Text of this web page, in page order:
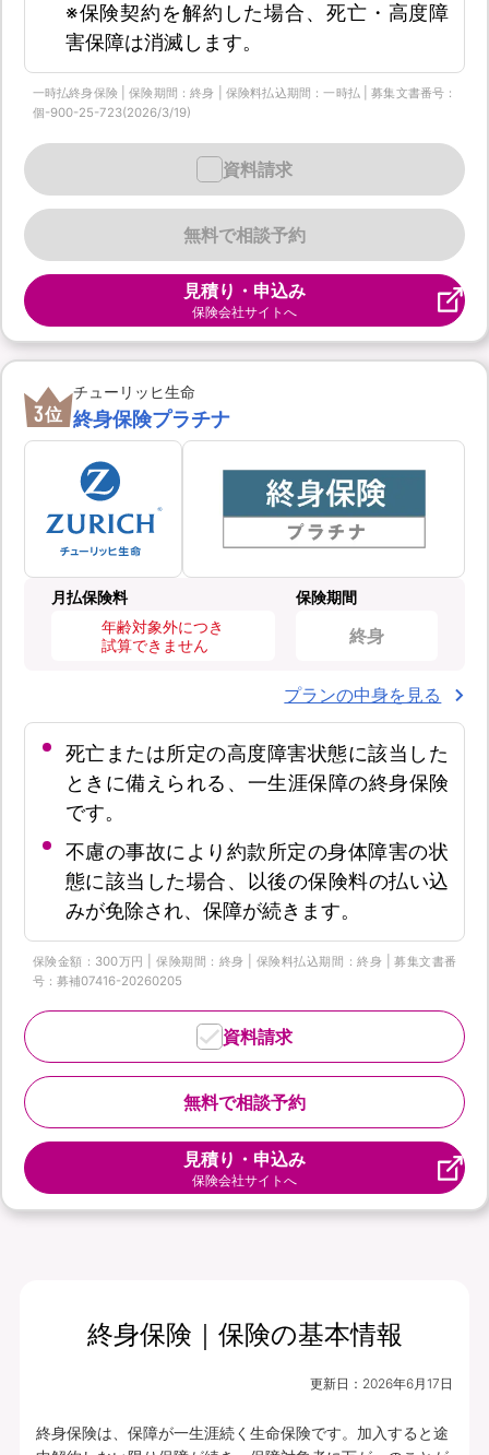
※保険契約を解約した場合、死亡・高度障
害保障は消滅します。
一時払終身保険 | 保険期間：終身 | 保険料払込期間：一時払 | 募集文書番号：
個-900-25-723(2026/3/19)
無料で相談予約
資料請求
見積り・申込み
保険会社サイトへ
3位
チューリッヒ生命
終身保険プラチナ
月払保険料
年齢対象外につき
試算できません
保険期間
終身
プランの中身を見る
死亡または所定の高度障害状態に該当した
ときに備えられる、一生涯保障の終身保険
です。
不慮の事故により約款所定の身体障害の状
態に該当した場合、以後の保険料の払い込
みが免除され、保障が続きます。
保険金額：300万円 | 保険期間：終身 | 保険料払込期間：終身 | 募集文書番
号：募補07416-20260205
無料で相談予約
資料請求
見積り・申込み
保険会社サイトへ
終身保険｜保険の基本情報
更新日： 2026年6月17日
終身保険は、保障が一生涯続く生命保険です。加入すると途